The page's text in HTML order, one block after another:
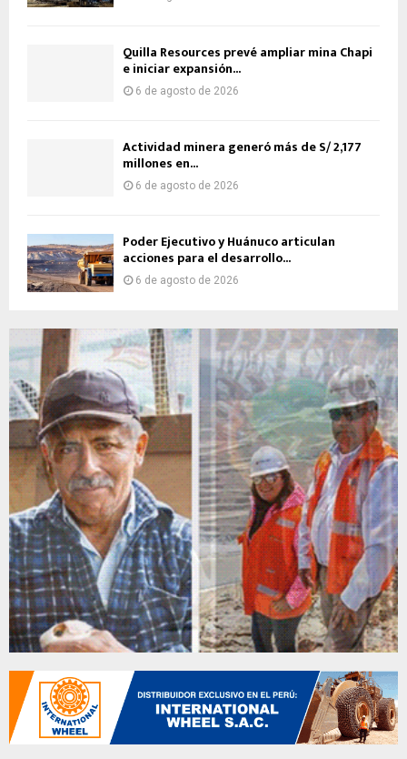
Quilla Resources prevé ampliar mina Chapi
e iniciar expansión...
6 de agosto de 2026
Actividad minera generó más de S/ 2,177
millones en...
6 de agosto de 2026
Poder Ejecutivo y Huánuco articulan
acciones para el desarrollo...
6 de agosto de 2026